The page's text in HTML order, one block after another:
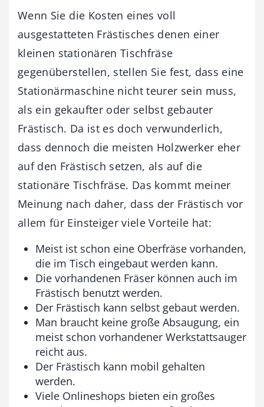
Wenn Sie die Kosten eines voll
ausgestatteten Frästisches denen einer
kleinen stationären Tischfräse
gegenüberstellen, stellen Sie fest, dass eine
Stationärmaschine nicht teurer sein muss,
als ein gekaufter oder selbst gebauter
Frästisch. Da ist es doch verwunderlich,
dass dennoch die meisten Holzwerker eher
auf den Frästisch setzen, als auf die
stationäre Tischfräse. Das kommt meiner
Meinung nach daher, dass der Frästisch vor
allem für Einsteiger viele Vorteile hat:
Meist ist schon eine Oberfräse vorhanden,
die im Tisch eingebaut werden kann.
Die vorhandenen Fräser können auch im
Frästisch benutzt werden.
Der Frästisch kann selbst gebaut werden.
Man braucht keine große Absaugung, ein
meist schon vorhandener Werkstattsauger
reicht aus.
Der Frästisch kann mobil gehalten
werden.
Viele Onlineshops bieten ein großes